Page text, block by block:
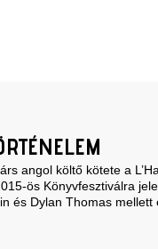
angol költő kötete a
ös Könyvfesztiválra
és Dylan Thomas